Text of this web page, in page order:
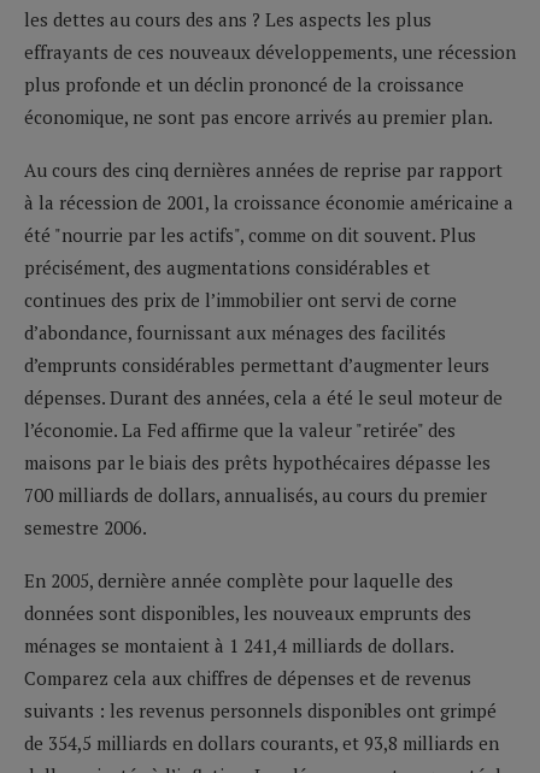
les dettes au cours des ans ? Les aspects les plus
effrayants de ces nouveaux développements, une récession
plus profonde et un déclin prononcé de la croissance
économique, ne sont pas encore arrivés au premier plan.
Au cours des cinq dernières années de reprise par rapport
à la récession de 2001, la croissance économie américaine a
été "nourrie par les actifs", comme on dit souvent. Plus
précisément, des augmentations considérables et
continues des prix de l’immobilier ont servi de corne
d’abondance, fournissant aux ménages des facilités
d’emprunts considérables permettant d’augmenter leurs
dépenses. Durant des années, cela a été le seul moteur de
l’économie. La Fed affirme que la valeur "retirée" des
maisons par le biais des prêts hypothécaires dépasse les
700 milliards de dollars, annualisés, au cours du premier
semestre 2006.
En 2005, dernière année complète pour laquelle des
données sont disponibles, les nouveaux emprunts des
ménages se montaient à 1 241,4 milliards de dollars.
Comparez cela aux chiffres de dépenses et de revenus
suivants : les revenus personnels disponibles ont grimpé
de 354,5 milliards en dollars courants, et 93,8 milliards en